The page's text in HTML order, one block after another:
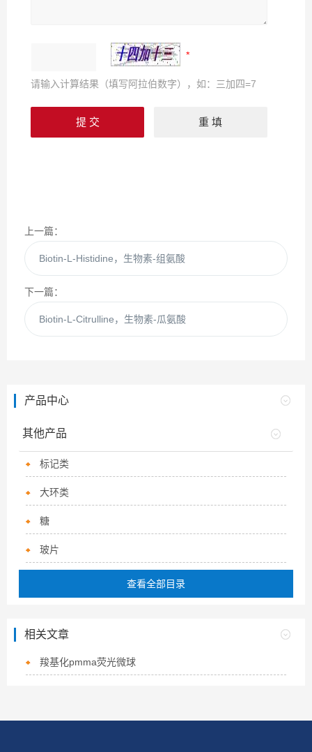
请输入计算结果（填写阿拉伯数字），如：三加四=7
上一篇：
Biotin-L-Histidine，生物素-组氨酸
下一篇：
Biotin-L-Citrulline，生物素-瓜氨酸
产品中心
其他产品
标记类
大环类
糖
玻片
查看全部目录
相关文章
羧基化pmma荧光微球